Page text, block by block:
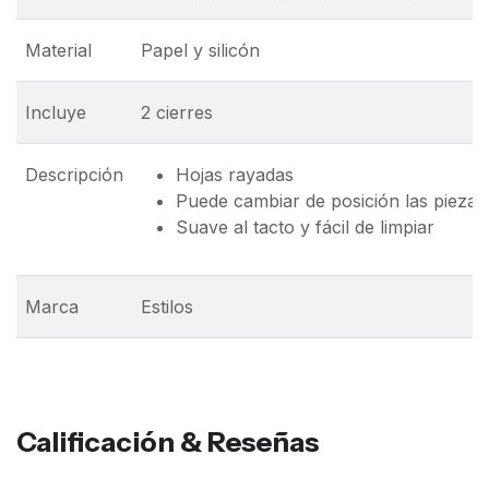
Material Papel y silicón
Incluye 2 cierres
Descripción
Hojas rayadas
Puede cambiar de posición las
Suave al tacto y fácil de limpiar
Marca Estilos
Calificación & Reseñas